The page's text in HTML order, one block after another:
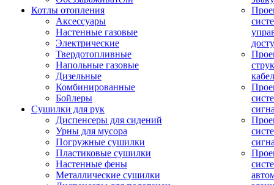
Котлы отопления
Аксессуары
Настенные газовые
Электрические
Твердотопливные
Напольные газовые
Дизельные
Комбинированные
Бойлеры
Сушилки для рук
Диспенсеры для сидений
Урны для мусора
Погружные сушилки
Пластиковые сушилки
Настенные фены
Металлические сушилки